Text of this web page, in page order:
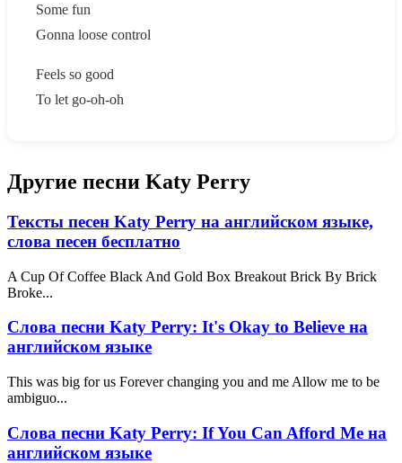
Some fun
Gonna loose control
Feels so good
To let go-oh-oh
Другие песни Katy Perry
Тексты песен Katy Perry на английском языке,
слова песен бесплатно
A Cup Of Coffee Black And Gold Box Breakout Brick By Brick
Broke...
Слова песни Katy Perry: It's Okay to Believe на
английском языке
This was big for us Forever changing you and me Allow me to be
ambiguo...
Слова песни Katy Perry: If You Can Afford Me на
английском языке